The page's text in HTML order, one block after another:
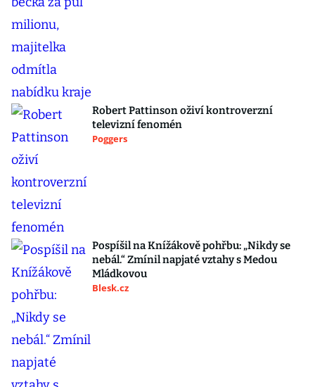
Robert Pattinson oživí kontroverzní
televizní fenomén
Poggers
Pospíšil na Knížákově pohřbu: „Nikdy se
nebál.“ Zmínil napjaté vztahy s Medou
Mládkovou
Blesk.cz